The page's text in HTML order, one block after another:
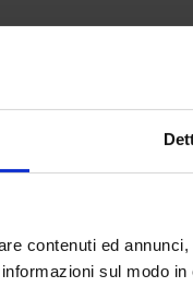
contenuti ed
sul modo
e psicoterapeuta, è
.